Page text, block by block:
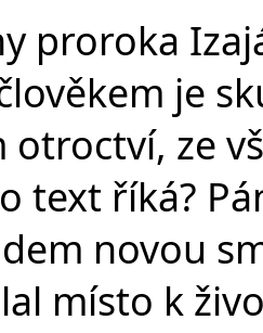
proroka
je
otroctví, ze
text říká?
novou
místo k